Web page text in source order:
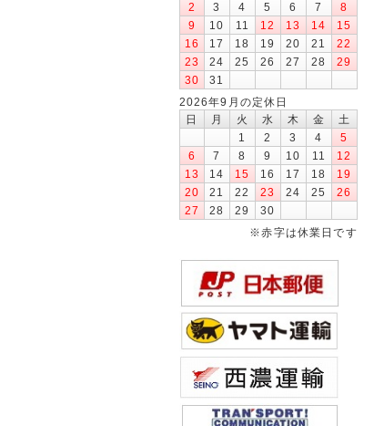
2
3 4 5 6 7
8
9
10 11 12 13 14
15
16
17 18 19 20 21
22
23
24 25 26 27 28
29
30
31
2026年9月の定休日
日
月 火 水 木 金
土
1
2 3 4
5
6
7 8 9 10 11
12
13
14 15 16 17 18
19
20
21 22 23 24 25
26
27
28 29
30
※赤字は休業日です